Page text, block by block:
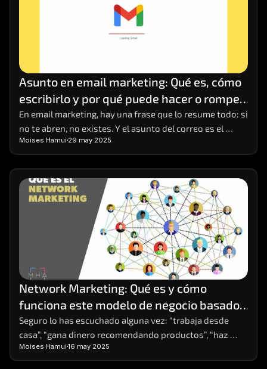
Asunto en email marketing: Qué es, cómo
escribirlo y por qué puede hacer o romper
tu campaña
En email marketing, hay una frase que lo resume todo: si
no te abren, no existes. Y el asunto del correo es el
primer (y a veces único) punto de contacto que tienes
para captar la atención del lector. Puede parecer una
línea de texto más, pero es el anzuelo que decide si el
mensaje será ignorado, eliminado o abierto con interés.
Moises Hamui 29 may 2025
Network Marketing: Qué es y cómo
funciona este modelo de negocio basado
en redes
Seguro lo has escuchado alguna vez: “trabaja desde
casa”, “gana dinero recomendando productos”, “haz
crecer tu red y obtén ingresos residuales”. Estas frases,
comunes en redes sociales o eventos de
Moises Hamui 16 may 2025